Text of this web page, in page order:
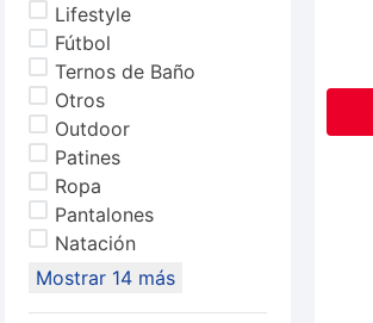
Lifestyle
Fútbol
Ternos de Baño
Otros
Outdoor
Patines
Ropa
Pantalones
Natación
Mostrar 14 más